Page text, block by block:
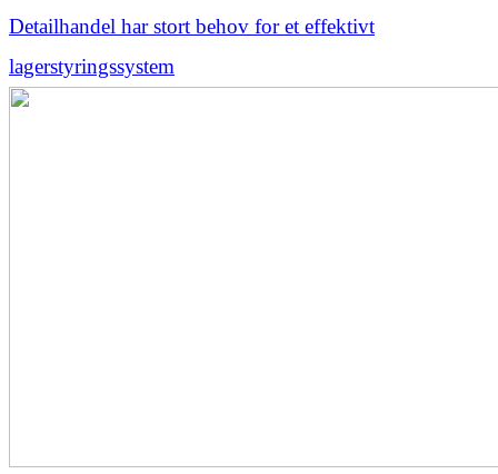
Detailhandel har stort behov for et effektivt
lagerstyringssystem